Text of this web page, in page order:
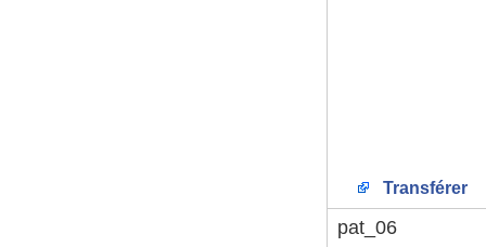
Transférer
pat_06